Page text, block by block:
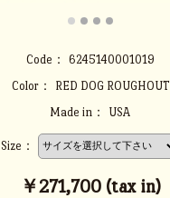
Code：
6245140001019
Color：
RED DOG ROUGHOUT
Made in：
USA
Size：
￥271,700 (tax in)